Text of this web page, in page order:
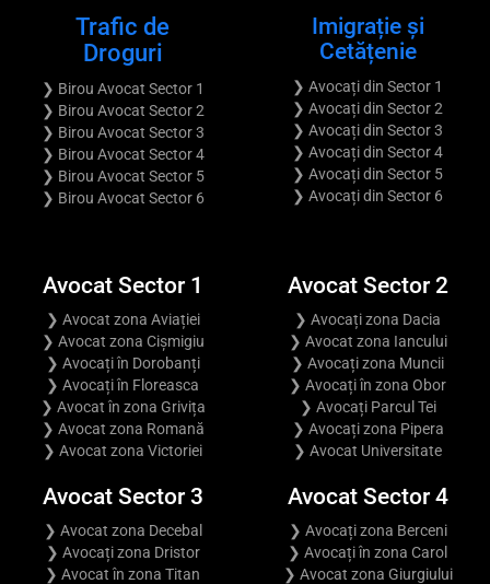
Trafic de
Droguri
❯ Birou Avocat Sector 1
❯ Birou Avocat Sector 2
❯ Birou Avocat Sector 3
❯ Birou Avocat Sector 4
❯ Birou Avocat Sector 5
❯ Birou Avocat Sector 6
Imigrație și
Cetățenie
❯ Avocați din Sector 1
❯ Avocați din Sector 2
❯ Avocați din Sector 3
❯ Avocați din Sector 4
❯ Avocați din Sector 5
❯ Avocați din Sector 6
Avocat Sector 1
❯ Avocat zona Aviației
❯ Avocat zona Cișmigiu
❯ Avocați în Dorobanți
❯ Avocați în Floreasca
❯ Avocat în zona Grivița
❯ Avocat zona Romană
❯ Avocat zona Victoriei
Avocat Sector 2
❯ Avocați zona Dacia
❯ Avocat zona Iancului
❯ Avocați zona Muncii
❯ Avocați în zona Obor
❯ Avocați Parcul Tei
❯ Avocați zona Pipera
❯ Avocat Universitate
Avocat Sector 3
❯ Avocat zona Decebal
❯ Avocați zona Dristor
❯ Avocat în zona Titan
Avocat Sector 4
❯ Avocați zona Berceni
❯ Avocați în zona Carol
❯ Avocat zona Giurgiului